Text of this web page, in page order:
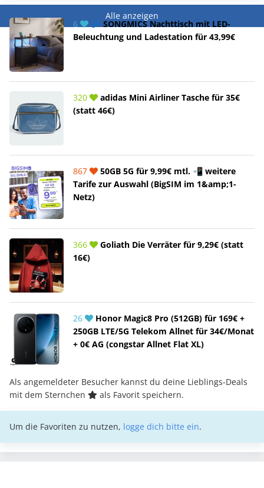
Alle anzeigen
6
💤 SONGMICS Nachttisch mit LED-
Beleuchtung und Ladestation für 43,99€
320
adidas Mini Airliner Tasche für 35€
(statt 46€)
867
50GB 5G für 9,99€ mtl. 📲 weitere
Tarife zur Auswahl (BigSIM im 1&amp;1-
Netz)
366
Goliath Die Verräter für 9,29€ (statt
16€)
26
Honor Magic8 Pro (512GB) für 169€ +
250GB LTE/5G Telekom Allnet für 34€/Monat
+ 0€ AG (congstar Allnet Flat XL)
Als angemeldeter Besucher kannst du deine Lieblings-Deals
mit dem Sternchen
als Favorit speichern.
Um die Favoriten zu nutzen, logge dich bitte ein.